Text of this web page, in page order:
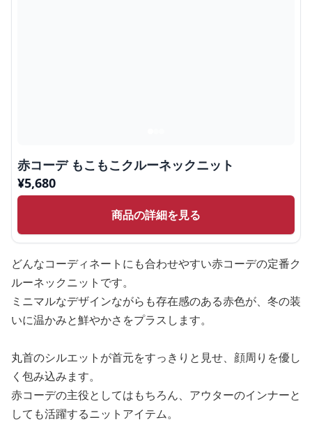
赤コーデ もこもこクルーネックニット
¥5,680
商品の詳細を見る
どんなコーディネートにも合わせやすい赤コーデの定番ク
ルーネックニットです。
ミニマルなデザインながらも存在感のある赤色が、冬の装
いに温かみと鮮やかさをプラスします。
丸首のシルエットが首元をすっきりと見せ、顔周りを優し
く包み込みます。
赤コーデの主役としてはもちろん、アウターのインナーと
しても活躍するニットアイテム。